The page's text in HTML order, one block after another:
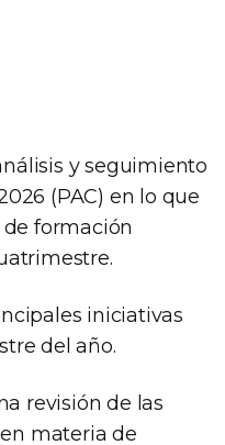
y seguimiento
(PAC) en lo que
formación
iniciativas
del año.
revisión de las
materia de